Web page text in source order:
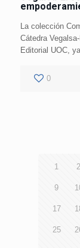
La colección
Cátedra
Editorial UOC,
0
1 2
9
17
25